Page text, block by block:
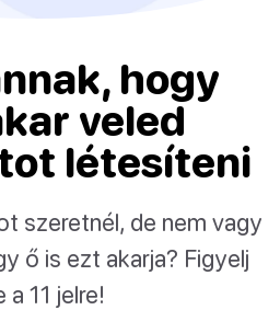
hogy
veled
létesíteni
szeretnél, de nem vagy
ő is ezt akarja? Figyelj
a 11 jelre!